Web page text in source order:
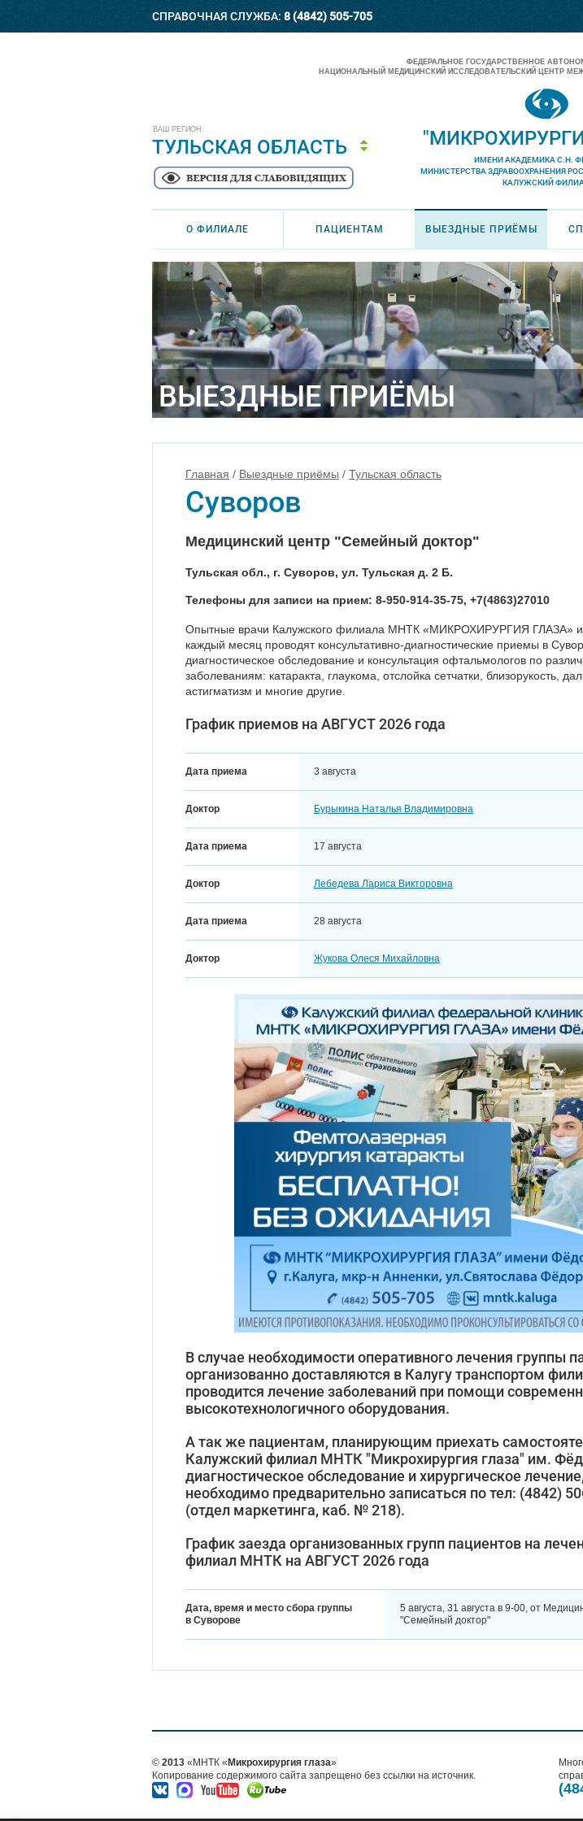
СПРАВОЧНАЯ СЛУЖБА: 8 (4842) 505-705
ВАШ РЕГИОН:
ТУЛЬСКАЯ ОБЛАСТЬ
ФЕДЕРАЛЬНОЕ ГОСУДАРСТВЕННОЕ
НАЦИОНАЛЬНЫЙ МЕДИЦИНСКИЙ ИССЛЕДОВАТЕЛЬСКИЙ ЦЕНТР
ИМЕНИ АКАДЕМИКА С.Н.
МИНИСТЕРСТВА ЗДРАВООХРАНЕНИЯ
КАЛУЖСКИЙ
О ФИЛИАЛЕ ПАЦИЕНТАМ ВЫЕЗДНЫЕ ПРИЁМЫ
ВЫЕЗДНЫЕ ПРИЁМЫ
Главная / Выездные приёмы / Тульская область
Суворов
Медицинский центр "Семейный доктор"
Тульская обл., г. Суворов, ул. Тульская д. 2 Б.
Телефоны для записи на прием: 8-950-914-35-75, +7(4863)27010
Опытные врачи Калужского филиала МНТК «МИКРОХИРУРГИЯ ГЛАЗА»
каждый месяц проводят консультативно-диагностические приемы в
диагностическое обследование и консультация офтальмологов по
заболеваниям: катаракта, глаукома, отслойка сетчатки, близорукость,
астигматизм и многие другие.
График приемов на АВГУСТ 2026 года
Дата приема 3 августа
Доктор Бурыкина Наталья Владимировна
Дата приема 17 августа
Доктор Лебедева Лариса Викторовна
Дата приема 28 августа
Доктор Жукова Олеся Михайловна
В случае необходимости оперативного лечения группы
организованно доставляются в Калугу транспортом
проводится лечение заболеваний при помощи
высокотехнологичного оборудования.
А так же пациентам, планирующим приехать
Калужский филиал МНТК "Микрохирургия глаза" им.
диагностическое обследование и хирургическое лечение,
необходимо предварительно записаться по тел: (4842)
(отдел маркетинга, каб. № 218).
График заезда организованных групп пациентов на
филиал МНТК на АВГУСТ 2026 года
Дата, время и место сбора группы
в Суворове
5 августа, 31 августа в 9-00, от
"Семейный доктор"
© 2013 «МНТК « Микрохирургия глаза»
Копирование содержимого сайта запрещено без ссылки на источник.